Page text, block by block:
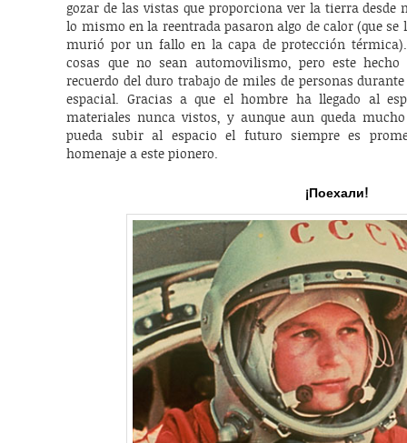
gozar de las vistas que proporciona ver la tierra desde
lo mismo en la reentrada pasaron algo de calor (que se
murió por un fallo en la capa de protección
cosas que no sean automovilismo, pero este
recuerdo del duro trabajo de miles de personas
espacial. Gracias a que el hombre ha llegado al
materiales nunca vistos, y aunque aun queda
pueda subir al espacio el futuro siempre es
homenaje a este pionero.
¡Поехали!